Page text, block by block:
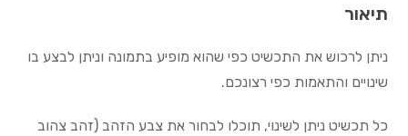
תיאור
ניתן לרכוש את התכשיט כפי שהוא מופיע בתמונה וניתן לבצע בו
שינויים והתאמות כפי רצונכם.
כל תכשיט ניתן לשינוי, תוכלו לבחור את צבע הזהב (זהב צהוב